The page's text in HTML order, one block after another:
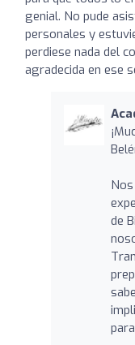
genial. No pude
personales y
perdiese nada del
agradecida en ese
de